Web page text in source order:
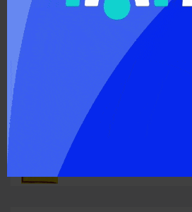
ÚLTIMO MOMENTO :
El PAyS presentó un proyecto para
prevención del riesgo hidrológico en